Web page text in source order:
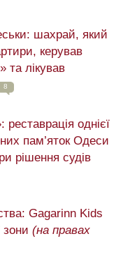
шахрай, який
керував
та лікував
8
однієї
пам’яток Одеси
рішення судів
Gagarinn Kids
зони (на правах